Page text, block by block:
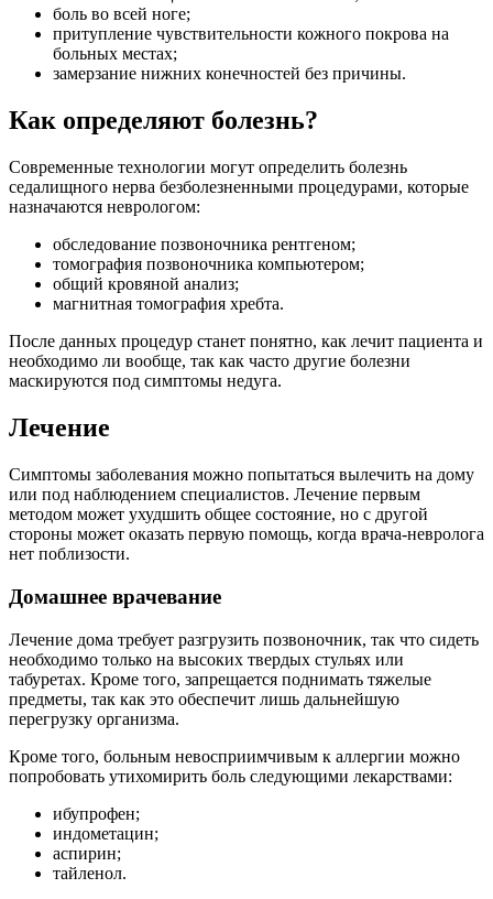
боль во всей ноге;
притупление чувствительности кожного покрова на
больных местах;
замерзание нижних конечностей без причины.
Как определяют болезнь?
Современные технологии могут определить болезнь
седалищного нерва безболезненными процедурами, которые
назначаются неврологом:
обследование позвоночника рентгеном;
томография позвоночника компьютером;
общий кровяной анализ;
магнитная томография хребта.
После данных процедур станет понятно, как лечит пациента и
необходимо ли вообще, так как часто другие болезни
маскируются под симптомы недуга.
Лечение
Симптомы заболевания можно попытаться вылечить на дому
или под наблюдением специалистов. Лечение первым
методом может ухудшить общее состояние, но с другой
стороны может оказать первую помощь, когда врача-невролога
нет поблизости.
Домашнее врачевание
Лечение дома требует разгрузить позвоночник, так что сидеть
необходимо только на высоких твердых стульях или
табуретах. Кроме того, запрещается поднимать тяжелые
предметы, так как это обеспечит лишь дальнейшую
перегрузку организма.
Кроме того, больным невосприимчивым к аллергии можно
попробовать утихомирить боль следующими лекарствами:
ибупрофен;
индометацин;
аспирин;
тайленол.